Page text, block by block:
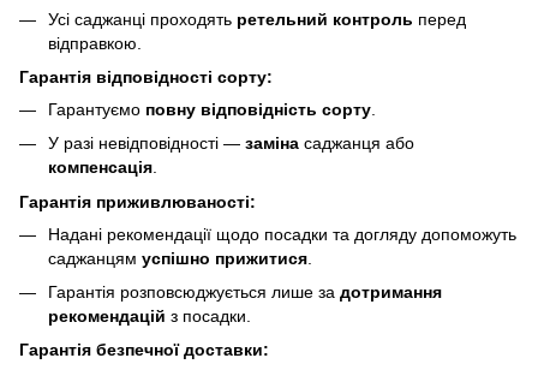
Усі саджанці проходять ретельний контроль перед
відправкою.
Гарантія відповідності сорту:
Гарантуємо повну відповідність сорту
У разі невідповідності — заміна саджанця або
компенсація.
Гарантія приживлюваності:
Надані рекомендації щодо посадки та догляду допоможуть
саджанцям успішно прижитися
Гарантія розповсюджується лише за дотримання
рекомендацій з посадки.
Гарантія безпечної доставки: